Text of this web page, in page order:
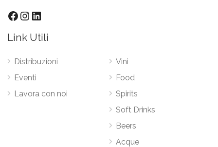
Facebook
Instagram
LinkedIn
Link Utili
Distribuzioni
Eventi
Lavora con noi
Vini
Food
Spirits
Soft Drinks
Beers
Acque